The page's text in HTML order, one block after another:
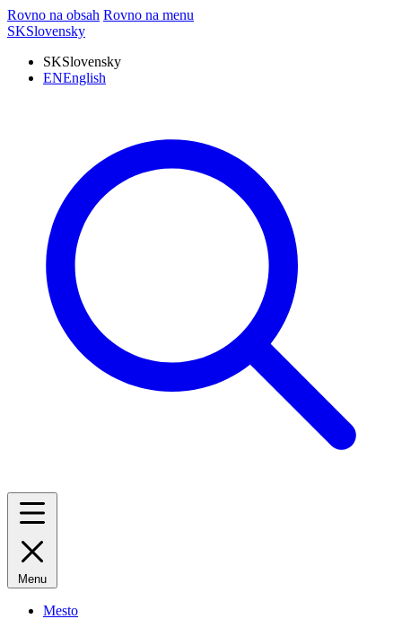
Rovno na obsah Rovno na menu
SKSlovensky
SKSlovensky
ENEnglish
Menu
Mesto